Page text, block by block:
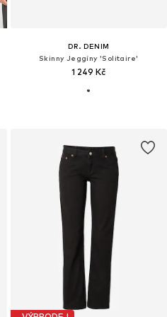
DR. DENIM
Skinny Jeggíny 'Solitaire'
1 249 Kč